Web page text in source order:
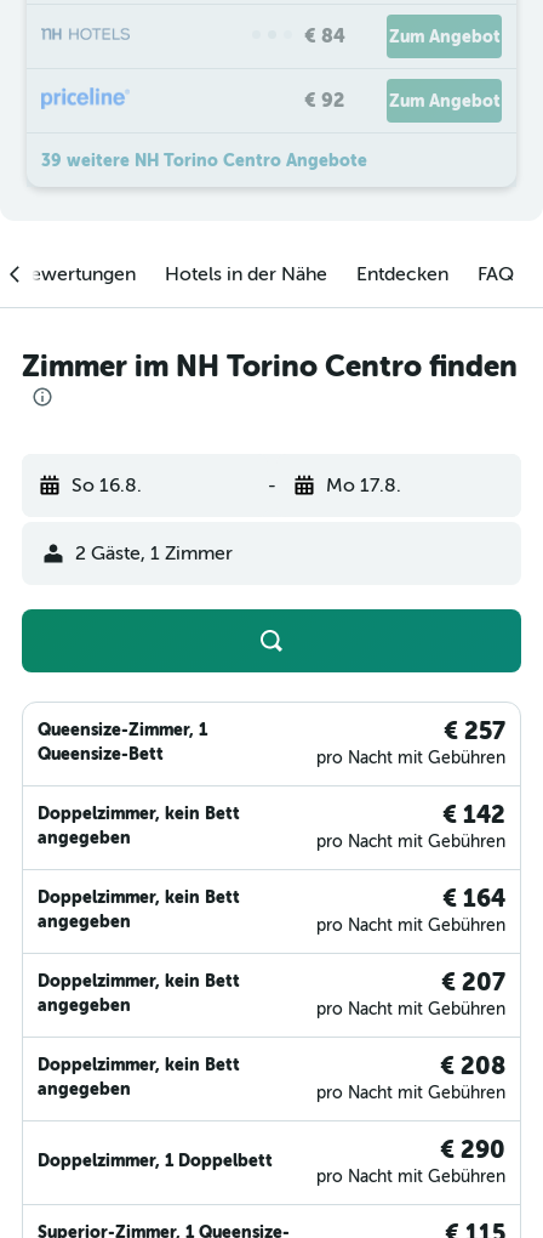
€ 84 Zum Angebot
€ 92 Zum Angebot
39 weitere NH Torino Centro Angebote
Hotels in der Nähe Entdecken FAQ
Zimmer im NH Torino Centro finden
So 16.8. - Mo 17.8.
2 Gäste, 1 Zimmer
Queensize-Zimmer, 1
Queensize-Bett
€ 257
pro Nacht mit Gebühren
Doppelzimmer, kein Bett
angegeben
€ 142
pro Nacht mit Gebühren
Doppelzimmer, kein Bett
angegeben
€ 164
pro Nacht mit Gebühren
Doppelzimmer, kein Bett
angegeben
€ 207
pro Nacht mit Gebühren
Doppelzimmer, kein Bett
angegeben
€ 208
pro Nacht mit Gebühren
Doppelzimmer, 1 Doppelbett € 290
pro Nacht mit Gebühren
Superior-Zimmer, 1 Queensize-